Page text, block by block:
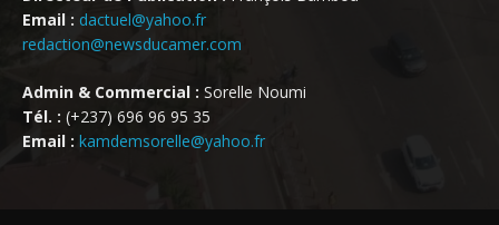
Email : dactuel@yahoo.fr
redaction@newsducamer.com
Admin & Commercial : Sorelle Noumi
Tél. : (+237) 696 96 95 35
Email : kamdemsorelle@yahoo.fr